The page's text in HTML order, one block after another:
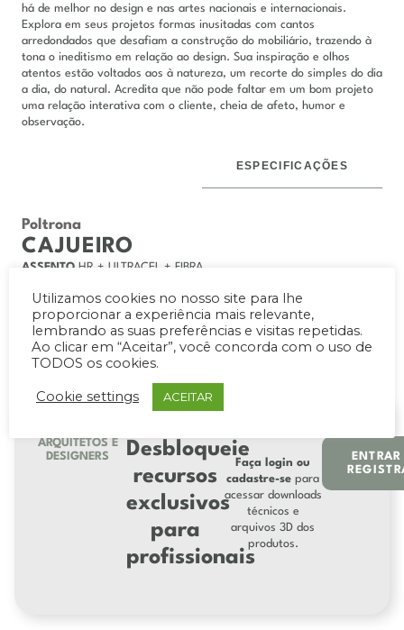
há de melhor no design e nas artes nacionais e internacionais.
Explora em seus projetos formas inusitadas com cantos
arredondados que desafiam a construção do mobiliário, trazendo à
tona o ineditismo em relação ao design. Sua inspiração e olhos
atentos estão voltados aos à natureza, um recorte do simples do dia
a dia, do natural. Acredita que não pode faltar em um bom projeto
uma relação interativa com o cliente, cheia de afeto, humor e
observação.
ESPECIFICAÇÕES
Poltrona
CAJUEIRO
ASSENTO HR + ULTRACEL + FIBRA
PÉSPADRÃO(não há necessidade de especificação)
ARQUITETOS E
DESIGNERS
Desbloqueie
recursos
exclusivos
para
profissionais
Faça login ou
cadastre-se para
acessar downloads
técnicos e
arquivos 3D dos
produtos.
Utilizamos cookies no nosso site para lhe
proporcionar a experiência mais relevante,
lembrando as suas preferências e visitas repetidas.
Ao clicar em “Aceitar”, você concorda com o uso de
TODOS os cookies.
Cookie settings ACEITAR